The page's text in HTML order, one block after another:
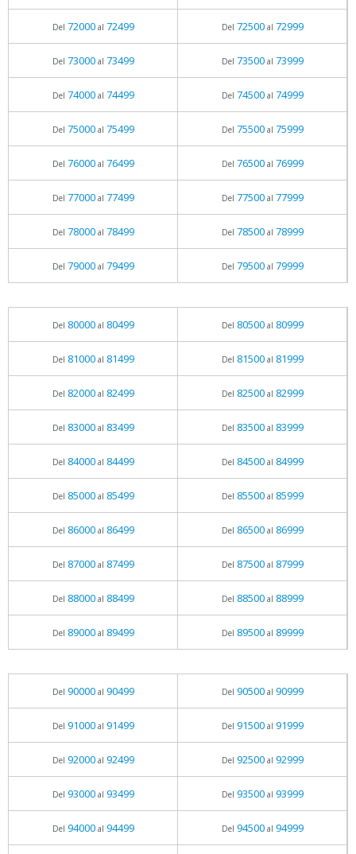
Del 72000al 72499 Del 72500al 72999
Del 73000al 73499 Del 73500al 73999
Del 74000al 74499 Del 74500al 74999
Del 75000al 75499 Del 75500al 75999
Del 76000al 76499 Del 76500al 76999
Del 77000al 77499 Del 77500al 77999
Del 78000al 78499 Del 78500al 78999
Del 79000al 79499 Del 79500al 79999
Del 80000al 80499 Del 80500al 80999
Del 81000al 81499 Del 81500al 81999
Del 82000al 82499 Del 82500al 82999
Del 83000al 83499 Del 83500al 83999
Del 84000al 84499 Del 84500al 84999
Del 85000al 85499 Del 85500al 85999
Del 86000al 86499 Del 86500al 86999
Del 87000al 87499 Del 87500al 87999
Del 88000al 88499 Del 88500al 88999
Del 89000al 89499 Del 89500al 89999
Del 90000al 90499 Del 90500al 90999
Del 91000al 91499 Del 91500al 91999
Del 92000al 92499 Del 92500al 92999
Del 93000al 93499 Del 93500al 93999
Del 94000al 94499 Del 94500al 94999